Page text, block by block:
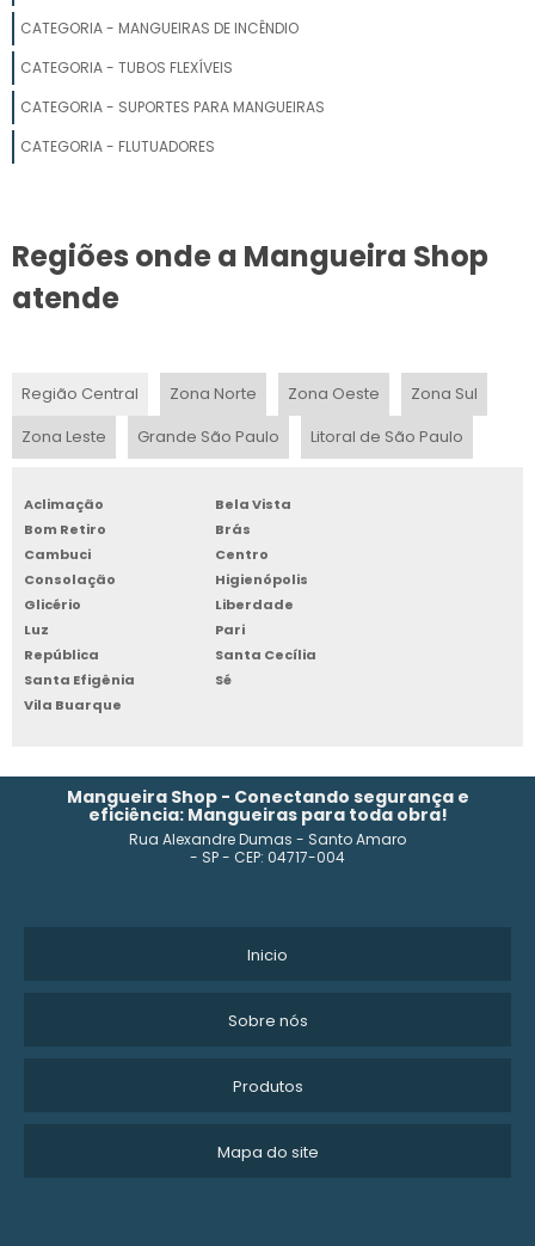
MANGUEIRA PRETA FLEXÍVEL PARA CONSTRUÇÃO
MANGUEIRAS PLÁSTICAS
MANGUEIRAS PARA SUCÇÃO E DESCARGA
MANGUEIRA PRETA
MANGUEIRA PEAD 1 2
FABRICANTE DE MANGUEIRAS INDUSTRIAIS
MANGUEIRA FLEXÍVEL 2 POLEGADAS
FABRICANTE DE MANGUEIRA DE PVC
MANGUEIRA DE ALTA PRESSÃO COMPRAR
INDÚSTRIA DE MANGUEIRAS PLÁSTICAS
MANGUEIRA DE BORRACHA PARA COMPRESSOR
MANGUEIRA PRETA 1 POLEGADA 3MM
MANGUEIRA DE AR PNEUMÁTICA
CATEGORIA - MANGUEIRAS DE INCÊNDIO
CATEGORIA - TUBOS FLEXÍVEIS
CATEGORIA - SUPORTES PARA MANGUEIRAS
CATEGORIA - FLUTUADORES
Regiões onde a Mangueira Shop
atende
Região Central Zona Norte Zona Oeste
Zona Sul
Zona Leste
Grande São Paulo Litoral de São Paulo
Aclimação
Bela Vista
Bom Retiro
Brás
Cambuci
Centro
Consolação
Higienópolis
Glicério
Liberdade
Luz
Pari
República
Santa Cecília
Santa Efigênia
Sé
Vila Buarque
Mangueira Shop - Conectando segurança e
eficiência: Mangueiras para toda obra!
Rua Alexandre Dumas - Santo Amaro
- SP - CEP: 04717-004
Inicio
Sobre nós
Produtos
Mapa do site